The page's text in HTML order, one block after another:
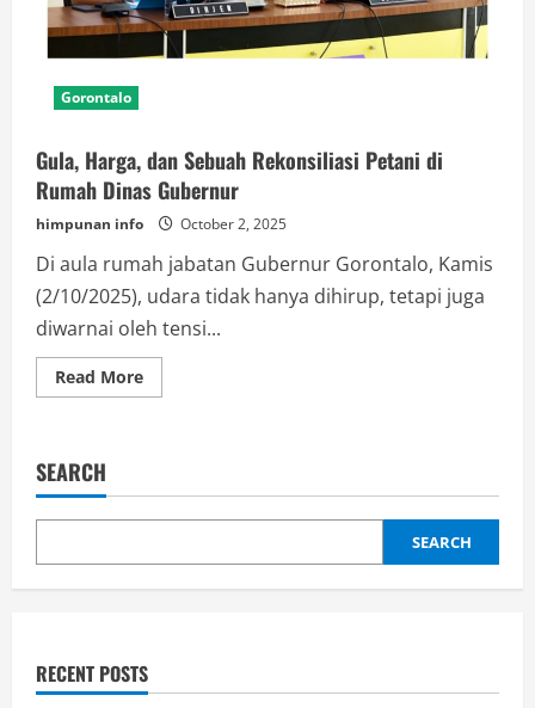
Gorontalo
Gula, Harga, dan Sebuah Rekonsiliasi Petani di
Rumah Dinas Gubernur
himpunan info October 2, 2025
Di aula rumah jabatan Gubernur Gorontalo, Kamis
(2/10/2025), udara tidak hanya dihirup, tetapi juga
diwarnai oleh tensi...
Read MoreRead
more
Rekonsiliasi
di
Dinas
SEARCH
SEARCH
RECENT POSTS